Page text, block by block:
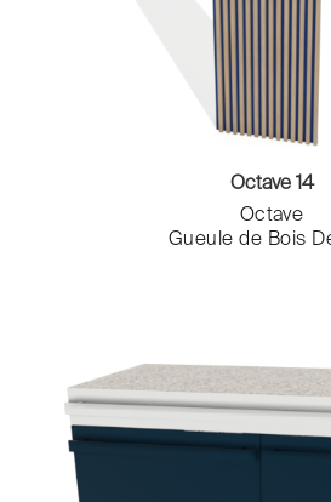
Octave 14
Octave
Gueule de Bois